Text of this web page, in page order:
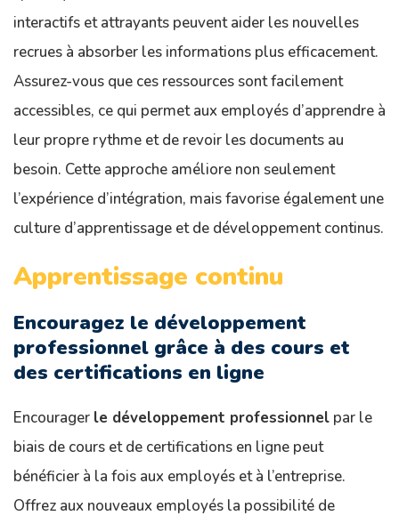
interactifs et attrayants peuvent aider les nouvelles
recrues à absorber les informations plus efficacement.
Assurez-vous que ces ressources sont facilement
accessibles, ce qui permet aux employés d’apprendre à
leur propre rythme et de revoir les documents au
besoin. Cette approche améliore non seulement
l’expérience d’intégration, mais favorise également une
culture d’apprentissage et de développement continus.
Apprentissage continu
Encouragez le développement
professionnel grâce à des cours et
des certifications en ligne
Encourager le développement professionnel par le
biais de cours et de certifications en ligne peut
bénéficier à la fois aux employés et à l’entreprise.
Offrez aux nouveaux employés la possibilité de